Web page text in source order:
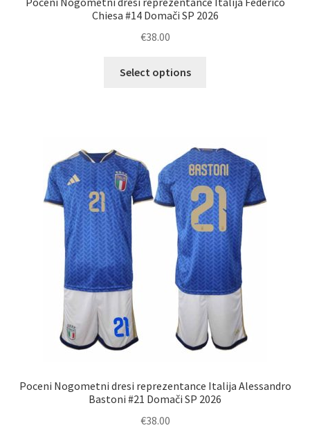
Chiesa #14 Domači SP 2026
€38.00
Select options
Možnosti
lahko
izberete
na
strani
izdelka
Poceni Nogometni dresi reprezentance Italija Alessandro
Bastoni #21 Domači SP 2026
€38.00